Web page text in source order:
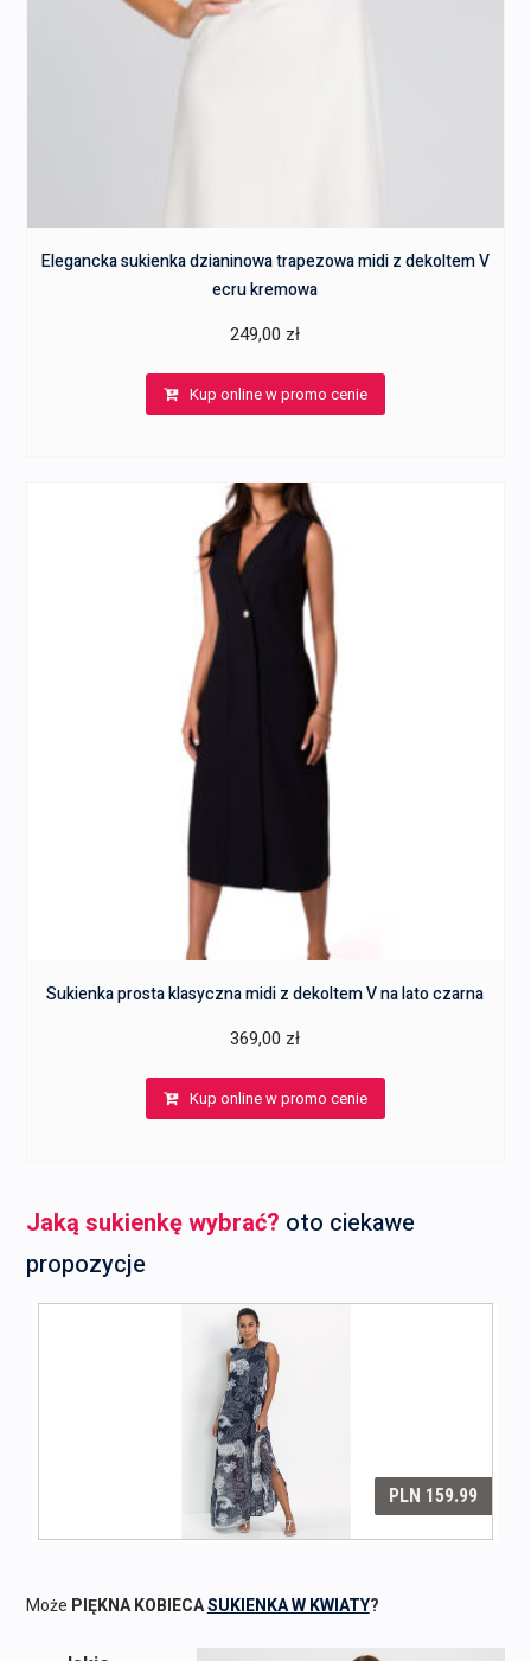
Elegancka sukienka dzianinowa trapezowa midi z dekoltem V
ecru kremowa
249,00 zł
Kup online w promo cenie
Sukienka prosta klasyczna midi z dekoltem V na lato czarna
369,00 zł
Kup online w promo cenie
Jaką sukienkę wybrać? oto ciekawe
propozycje
Może PIĘKNA KOBIECASUKIENKA W KWIATY?